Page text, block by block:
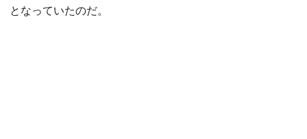
となっていたのだ。